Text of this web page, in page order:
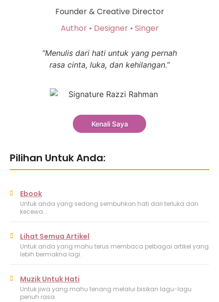
Founder & Creative Director
Author • Designer • Singer
“Menulis dari hati untuk yang pernah
rasa cinta, luka, dan kehilangan.”
Kenali Saya
Pilihan Untuk Anda:
Ebook
Untuk anda yang sedang sembuhkan hati dari terluka dan
kecewa...
Lihat Semua Artikel
Untuk anda yang mahu terus membaca pelbagai artikel yang
lebih bermakna lagi.
Muzik Untuk Hati
Untuk jiwa yang mahu tenang melalui bisikan lagu-lagu
penuh rasa.